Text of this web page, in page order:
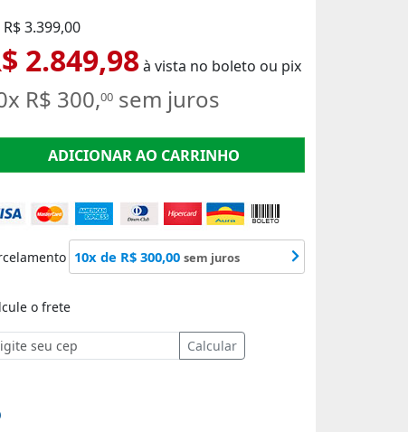
3.399,00
2.849,98à vista no boleto ou pix
R$ 300,00 sem juros
ADICIONAR AO CARRINHO
10x de R$ 300,00 sem juros
o frete
Calcular